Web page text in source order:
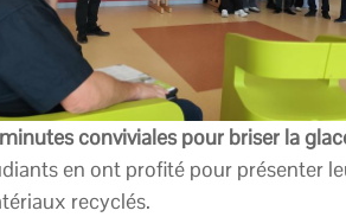
conviviales pour briser la
en ont profité pour présenter
recyclés.